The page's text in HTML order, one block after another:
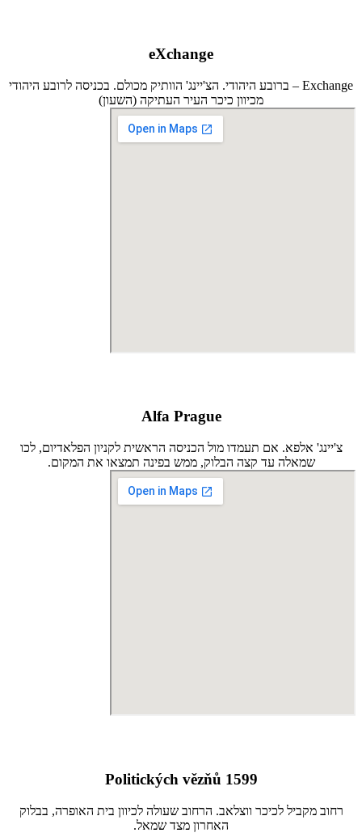
eXchange
Exchange – ברובע היהודי. הצ'יינג' הוותיק מכולם. בכניסה לרובע היהודי
מכיוון כיכר העיר העתיקה (השעון)
Alfa Prague
צ'יינג' אלפא. אם תעמדו מול הכניסה הראשית לקניון הפלאדיום, לכו
שמאלה עד קצה הבלוק, ממש בפינה תמצאו את המקום.
Politických vězňů 1599
רחוב מקביל לכיכר ווצלאב. הרחוב שעולה לכיוון בית האופרה, בבלוק
האחרון מצד שמאל.